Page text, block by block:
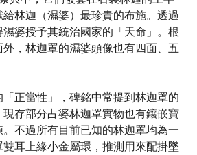
林迦（濕婆）最珍貴的布施。透過
婆授予其統治國家的「天命」。根
，林迦罩的濕婆頭像也有四面、五
正當性」，碑銘中常提到林迦罩的
存部分占婆林迦罩實物也有鑲嵌寶
不過所有目前已知的林迦罩均為一
耳上緣小金屬環，推測用來配掛墜